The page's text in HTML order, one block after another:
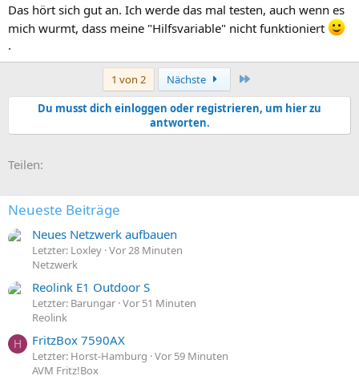
:
Das hört sich gut an. Ich werde das mal testen, auch wenn es
mich wurmt, dass meine "Hilfsvariable" nicht funktioniert
.
1 von 2 Nächste
Du musst dich einloggen oder registrieren, um hier zu
antworten.
Teilen:
Neueste Beiträge
Neues Netzwerk aufbauen
Letzter: Loxley Vor 28 Minuten
Netzwerk
Reolink E1 Outdoor S
Letzter: Barungar Vor 51 Minuten
Reolink
H FritzBox 7590AX
Letzter: Horst-Hamburg Vor 59 Minuten
AVM Fritz!Box